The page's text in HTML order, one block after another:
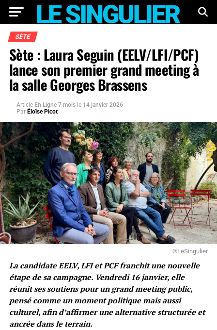
SÈTE
Sète : Laura Seguin (EELV/LFI/PCF)
lance son premier grand meeting à
la salle Georges Brassens
Article En Ligne 7 mois le 14 janvier 2026
Par Éloïse Picot
©LeSingulier
La candidate EELV, LFI et PCF franchit une nouvelle
étape de sa campagne. Vendredi 16 janvier, elle
réunit ses soutiens pour un grand meeting public,
pensé comme un moment politique mais aussi
culturel, afin d’affirmer une alternative structurée et
ancrée dans le terrain.